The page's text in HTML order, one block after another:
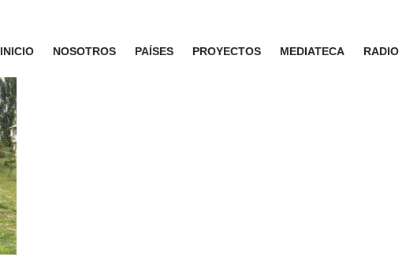
INICIO NOSOTROS PAÍSES PROYECTOS MEDIATECA RADIO